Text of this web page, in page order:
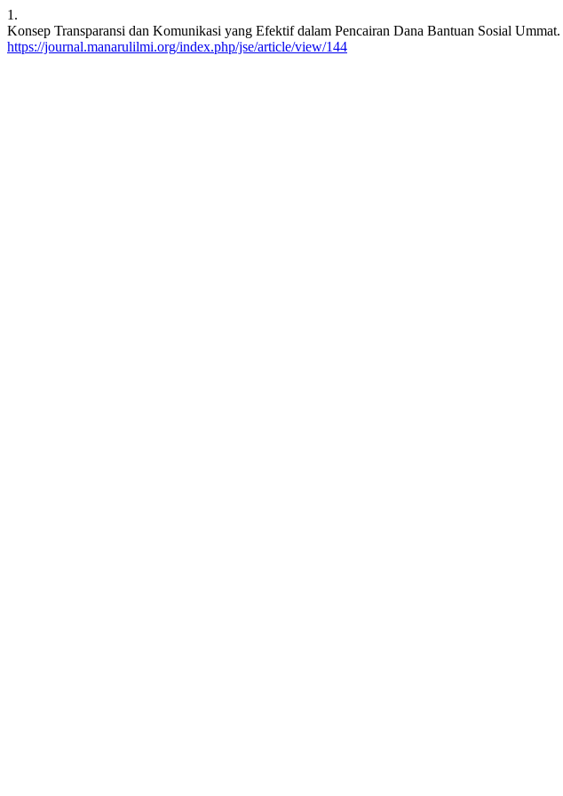
1.
Konsep Transparansi dan Komunikasi yang Efektif dalam Pencairan Dana Bantuan Sosial Ummat.
https://journal.manarulilmi.org/index.php/jse/article/view/144